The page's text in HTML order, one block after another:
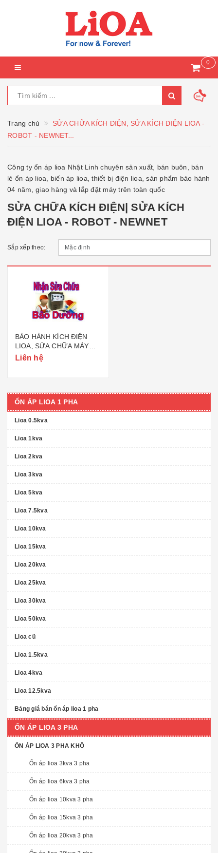
0
Trang chủ
SỬA CHỮA KÍCH ĐIỆN, SỬA KÍCH ĐIỆN LIOA -
ROBOT - NEWNET...
Công ty ổn áp lioa Nhật Linh chuyên sản xuất, bán buôn, bán
lẻ ổn áp lioa, biến áp lioa, thiết bị điện lioa, sản phẩm bảo hành
04 năm, giao hàng và lắp đặt máy trên toàn quốc
SỬA CHỮA KÍCH ĐIỆN| SỬA KÍCH
ĐIỆN LIOA - ROBOT - NEWNET
Sắp xếp theo:
BẢO HÀNH KÍCH ĐIỆN
LIOA, SỬA CHỮA MÁY
KÍCH ĐIỆN LIOA,
ROBOT,....
Liên hệ
ỔN ÁP LIOA 1 PHA
Lioa 0.5kva
Lioa 1kva
Lioa 2kva
Lioa 3kva
Lioa 5kva
Lioa 7.5kva
Lioa 10kva
Lioa 15kva
Lioa 20kva
Lioa 25kva
Lioa 30kva
Lioa 50kva
Lioa cũ
Lioa 1.5kva
Lioa 4kva
Lioa 12.5kva
Bảng giá bán ổn áp lioa 1 pha
ỔN ÁP LIOA 3 PHA
ỔN ÁP LIOA 3 PHA KHÔ
Ổn áp lioa 3kva 3 pha
Ổn áp lioa 6kva 3 pha
Ổn áp lioa 10kva 3 pha
Ổn áp lioa 15kva 3 pha
Ổn áp lioa 20kva 3 pha